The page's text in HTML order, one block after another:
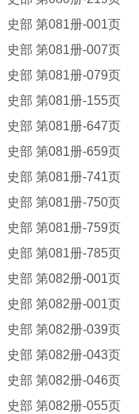
史部 第081册-001页
史部 第081册-007页
史部 第081册-079页
史部 第081册-155页
史部 第081册-647页
史部 第081册-659页
史部 第081册-741页
史部 第081册-750页
史部 第081册-759页
史部 第081册-785页
史部 第082册-001页
史部 第082册-001页
史部 第082册-039页
史部 第082册-043页
史部 第082册-046页
史部 第082册-055页